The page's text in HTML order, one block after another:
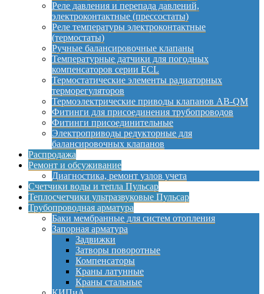
Реле давления и перепада давлений,
электроконтактные (прессостаты)
Реле температуры электроконтактные
(термостаты)
Ручные балансировочные клапаны
Температурные датчики для погодных
компенсаторов серии ECL
Термостатические элементы радиаторных
терморегуляторов
Термоэлектрические приводы клапанов AB-QM
Фитинги для присоединения трубопроводов
Фитинги присоединительные
Электроприводы редукторные для
балансировочных клапанов
Распродажа
Ремонт и обсуживание
Диагностика, ремонт узлов учета
Счетчики воды и тепла Пульсар
Теплосчетчики ультразвуковые Пульсар
Трубопроводная арматура
Баки мембранные для систем отопления
Запорная арматура
Задвижки
Затворы поворотные
Компенсаторы
Краны латунные
Краны стальные